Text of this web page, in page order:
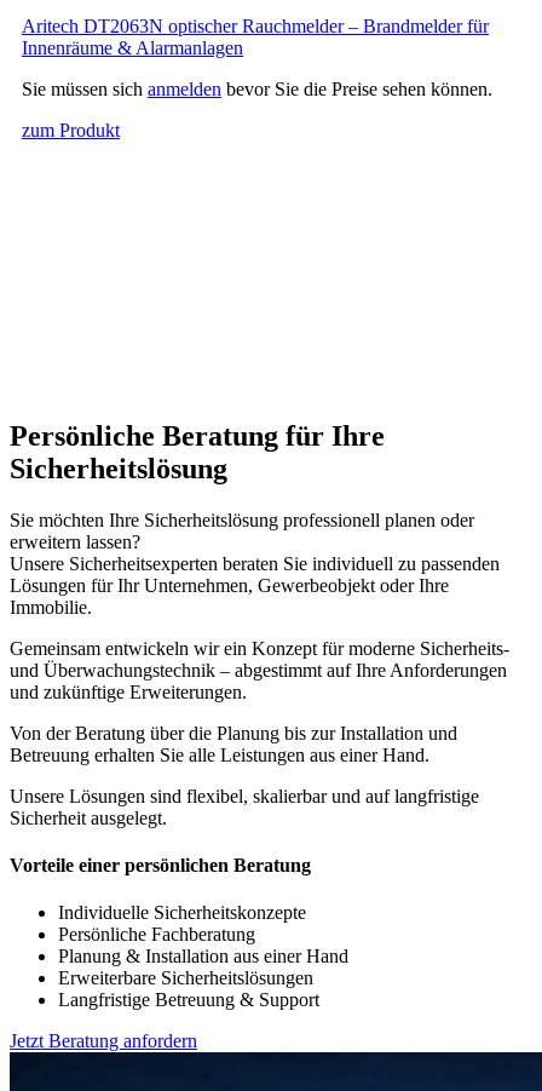
Aritech DT2063N optischer Rauchmelder – Brandmelder für
Innenräume & Alarmanlagen
Sie müssen sich anmelden bevor Sie die Preise sehen können.
zum Produkt
Persönliche Beratung für Ihre
Sicherheitslösung
Sie möchten Ihre Sicherheitslösung professionell planen oder
erweitern lassen?
Unsere Sicherheitsexperten beraten Sie individuell zu passenden
Lösungen für Ihr Unternehmen, Gewerbeobjekt oder Ihre
Immobilie.
Gemeinsam entwickeln wir ein Konzept für moderne Sicherheits-
und Überwachungstechnik – abgestimmt auf Ihre Anforderungen
und zukünftige Erweiterungen.
Von der Beratung über die Planung bis zur Installation und
Betreuung erhalten Sie alle Leistungen aus einer Hand.
Unsere Lösungen sind flexibel, skalierbar und auf langfristige
Sicherheit ausgelegt.
Vorteile einer persönlichen Beratung
Individuelle Sicherheitskonzepte
Persönliche Fachberatung
Planung & Installation aus einer Hand
Erweiterbare Sicherheitslösungen
Langfristige Betreuung & Support
Jetzt Beratung anfordern